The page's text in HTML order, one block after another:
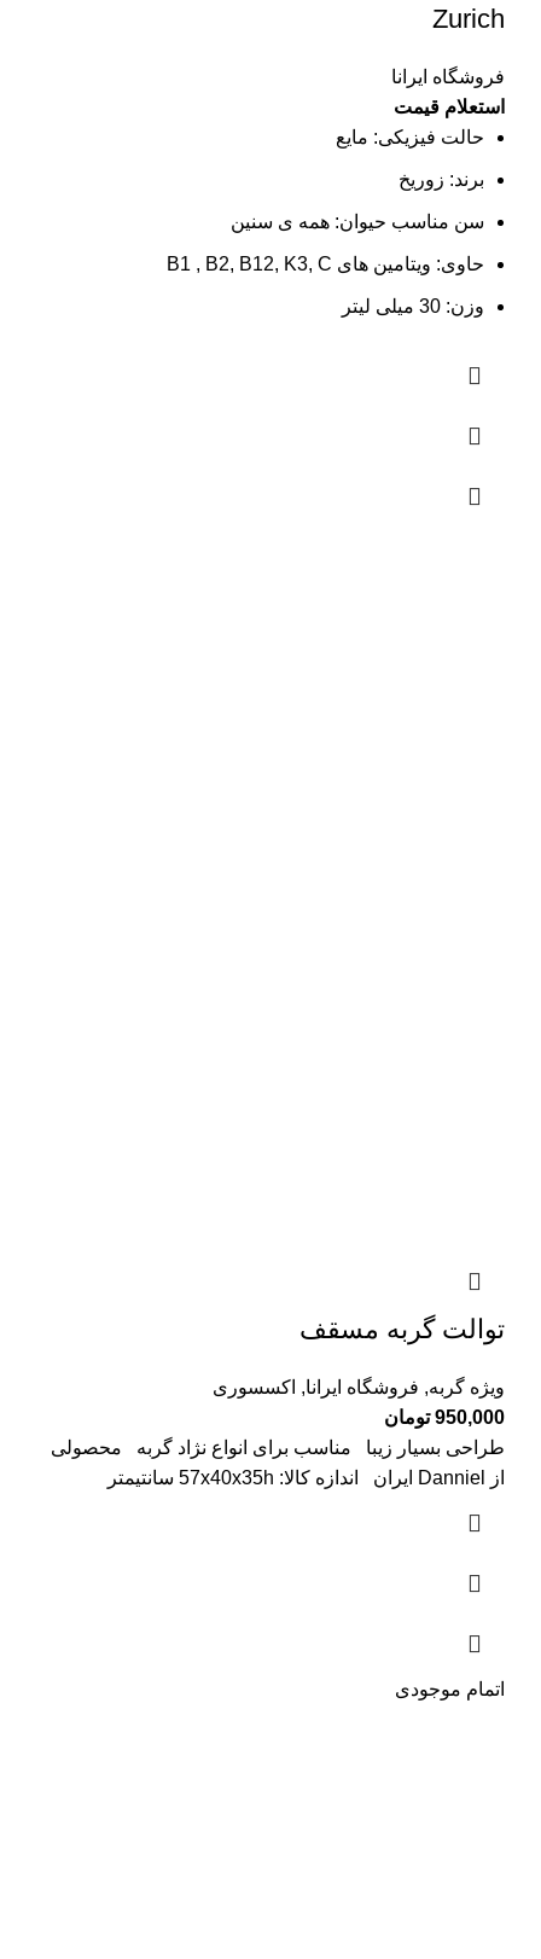
Zurich
فروشگاه ایرانا
استعلام قیمت
حالت فیزیکی: مایع
برند: زوریخ
سن مناسب حیوان: همه ی سنین
حاوی: ویتامین های B1 , B2, B12, K3, C
وزن: 30 میلی لیتر
توالت گربه مسقف
ویژه گربه, فروشگاه ایرانا, اکسسوری
950,000 تومان
طراحی بسیار زیبا مناسب برای انواع نژاد گربه محصولی
از Danniel ایران اندازه کالا: 57x40x35h سانتیمتر
اتمام موجودی